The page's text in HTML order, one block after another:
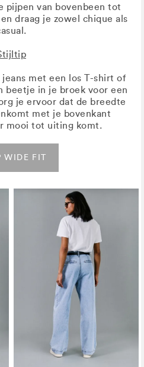
pijpen van bovenbeen tot
draag je zowel chique als
met een los T-shirt of
beetje in je broek voor een
je ervoor dat de breedte
met je bovenkant
mooi tot uiting komt.
WIDE FIT